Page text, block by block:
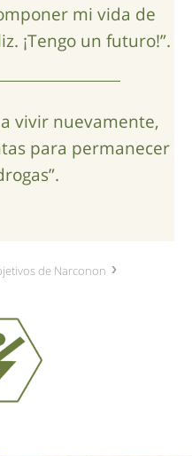
mi vida de
¡Tengo un futuro!”.
vivir nuevamente,
para permanecer
de Narconon